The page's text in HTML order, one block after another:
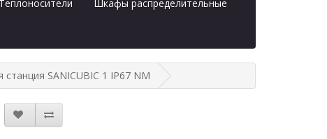
Теплоносители Шкафы распределительные
станция SANICUBIC 1 IP67 NM